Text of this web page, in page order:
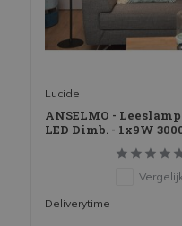
Lucide
ANSELMO -
LED Dimb. - 1x9W
Deliverytime